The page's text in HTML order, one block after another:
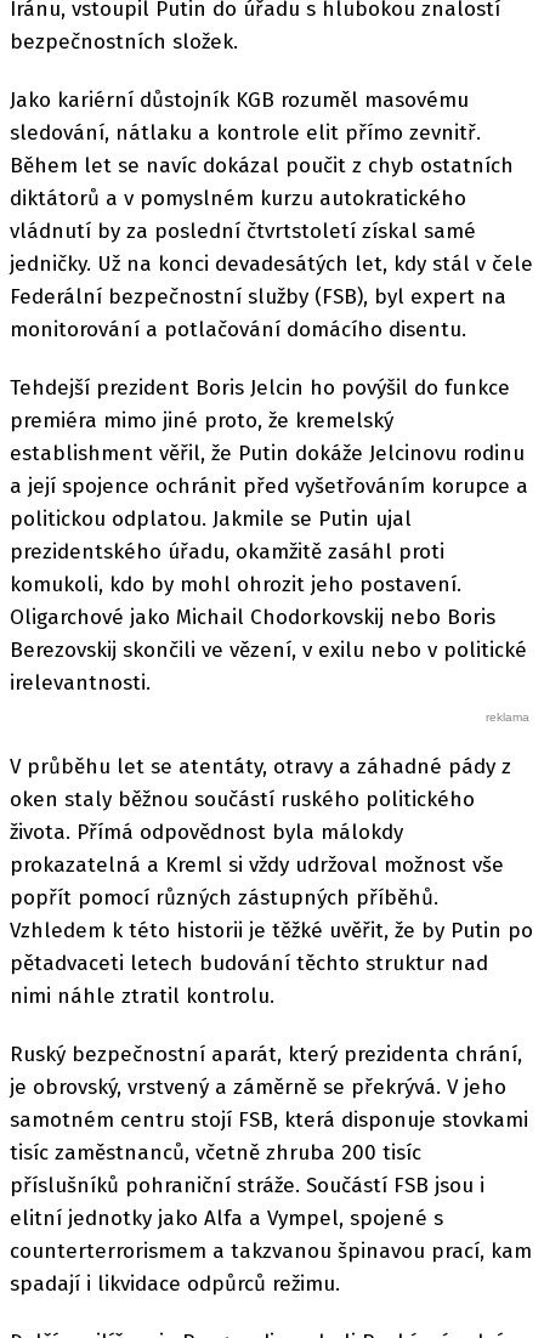
Íránu, vstoupil Putin do úřadu s hlubokou znalostí
bezpečnostních složek.
Jako kariérní důstojník KGB rozuměl masovému
sledování, nátlaku a kontrole elit přímo zevnitř.
Během let se navíc dokázal poučit z chyb ostatních
diktátorů a v pomyslném kurzu autokratického
vládnutí by za poslední čtvrtstoletí získal samé
jedničky. Už na konci devadesátých let, kdy stál v čele
Federální bezpečnostní služby (FSB), byl expert na
monitorování a potlačování domácího disentu.
Tehdejší prezident Boris Jelcin ho povýšil do funkce
premiéra mimo jiné proto, že kremelský
establishment věřil, že Putin dokáže Jelcinovu rodinu
a její spojence ochránit před vyšetřováním korupce a
politickou odplatou. Jakmile se Putin ujal
prezidentského úřadu, okamžitě zasáhl proti
komukoli, kdo by mohl ohrozit jeho postavení.
Oligarchové jako Michail Chodorkovskij nebo Boris
Berezovskij skončili ve vězení, v exilu nebo v politické
irelevantnosti.
V průběhu let se atentáty, otravy a záhadné pády z
oken staly běžnou součástí ruského politického
života. Přímá odpovědnost byla málokdy
prokazatelná a Kreml si vždy udržoval možnost vše
popřít pomocí různých zástupných příběhů.
Vzhledem k této historii je těžké uvěřit, že by Putin po
pětadvaceti letech budování těchto struktur nad
nimi náhle ztratil kontrolu.
Ruský bezpečnostní aparát, který prezidenta chrání,
je obrovský, vrstvený a záměrně se překrývá. V jeho
samotném centru stojí FSB, která disponuje stovkami
tisíc zaměstnanců, včetně zhruba 200 tisíc
příslušníků pohraniční stráže. Součástí FSB jsou i
elitní jednotky jako Alfa a Vympel, spojené s
counterterrorismem a takzvanou špinavou prací, kam
spadají i likvidace odpůrců režimu.